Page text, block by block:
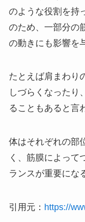
のような役割を持
のため、一部分の
の動きにも影響を
たとえば肩まわり
しづらくなったり
ることもあると言
体はそれぞれの部
く、筋膜によって
ランスが重要にな
引用元： https://